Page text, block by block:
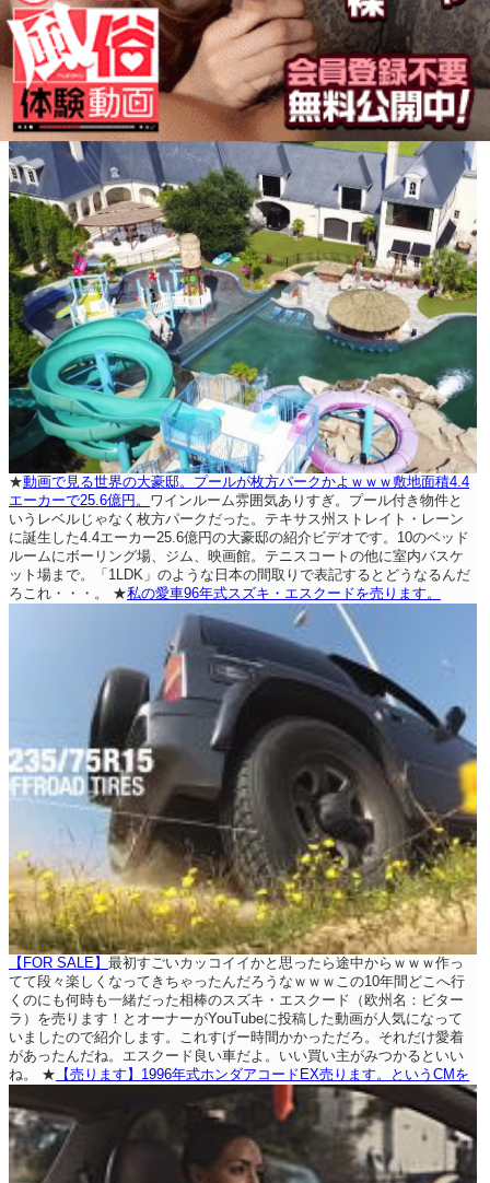
★動画で見る世界の大豪邸。プールが枚方パークかよｗｗｗ敷地面積4.4
エーカーで25.6億円。 ワインルーム雰囲気ありすぎ。プール付き物件と
いうレベルじゃなく枚方パークだった。テキサス州ストレイト・レーン
に誕生した4.4エーカー25.6億円の大豪邸の紹介ビデオです。10のベッド
ルームにボーリング場、ジム、映画館。テニスコートの他に室内バスケ
ット場まで。「1LDK」のような日本の間取りで表記するとどうなるんだ
ろこれ・・・。
★私の愛車96年式スズキ・エスクードを売ります。
【FOR SALE】 最初すごいカッコイイかと思ったら途中からｗｗｗ作っ
てて段々楽しくなってきちゃったんだろうなｗｗｗこの10年間どこへ行
くのにも何時も一緒だった相棒のスズキ・エスクード（欧州名：ビター
ラ）を売ります！とオーナーがYouTubeに投稿した動画が人気になって
いましたので紹介します。これすげー時間かかっただろ。それだけ愛着
があったんだね。エスクード良い車だよ。いい買い主がみつかるといい
ね。
★ 【売ります】1996年式ホンダアコードEX売ります。というCMを